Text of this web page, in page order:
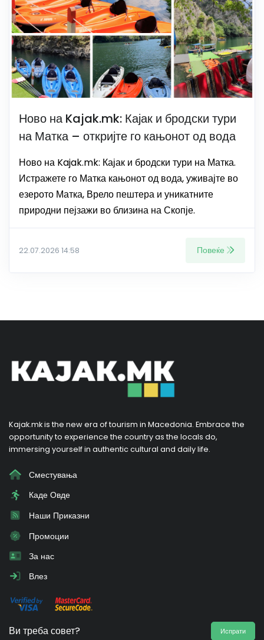
Ново на Kajak.mk: Кајак и бродски тури
на Матка – откријте го кањонот од вода
Ново на Kajak.mk: Кајак и бродски тури на Матка.
Истражете го Матка кањонот од вода, уживајте во
езерото Матка, Врело пештера и уникатните
природни пејзажи во близина на Скопје.
22.07.2026 14:58 Повеќе
Kajak.mk is the new era of tourism in Macedonia. Embrace the
opportunity to experience the country as the locals do,
immersing yourself in authentic cultural and daily life.
Сместувања
Каде Овде
Наши Приказни
Промоции
За нас
Влез
Ви треба совет? Испрати